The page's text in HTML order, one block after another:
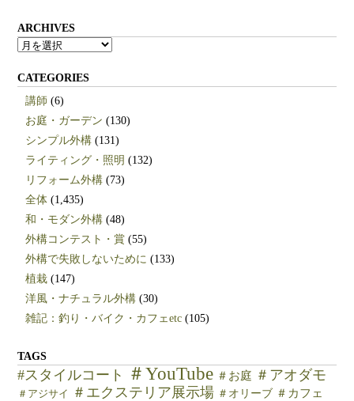
ARCHIVES
ARCHIVES
CATEGORIES
講師 (6)
お庭・ガーデン (130)
シンプル外構 (131)
ライティング・照明 (132)
リフォーム外構 (73)
全体 (1,435)
和・モダン外構 (48)
外構コンテスト・賞 (55)
外構で失敗しないために (133)
植栽 (147)
洋風・ナチュラル外構 (30)
雑記：釣り・バイク・カフェetc (105)
TAGS
#スタイルコート ＃YouTube ＃お庭 ＃アオダモ
＃アジサイ ＃エクステリア展示場 ＃オリーブ ＃カフェ